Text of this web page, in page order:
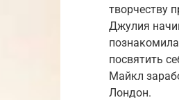
творчеству
Джулия
посвятить
Майкл
Лондон.